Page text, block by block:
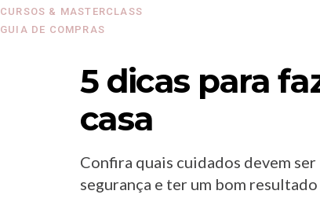
CURSOS & MASTERCLASS
GUIA DE COMPRAS
5 dicas para
casa
Confira quais cuidados devem
segurança e ter um bom resultado